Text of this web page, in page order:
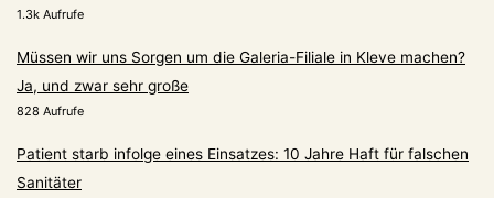
1.3k Aufrufe
Müssen wir uns Sorgen um die Galeria-Filiale in Kleve machen?
Ja, und zwar sehr große
828 Aufrufe
Patient starb infolge eines Einsatzes: 10 Jahre Haft für falschen
Sanitäter